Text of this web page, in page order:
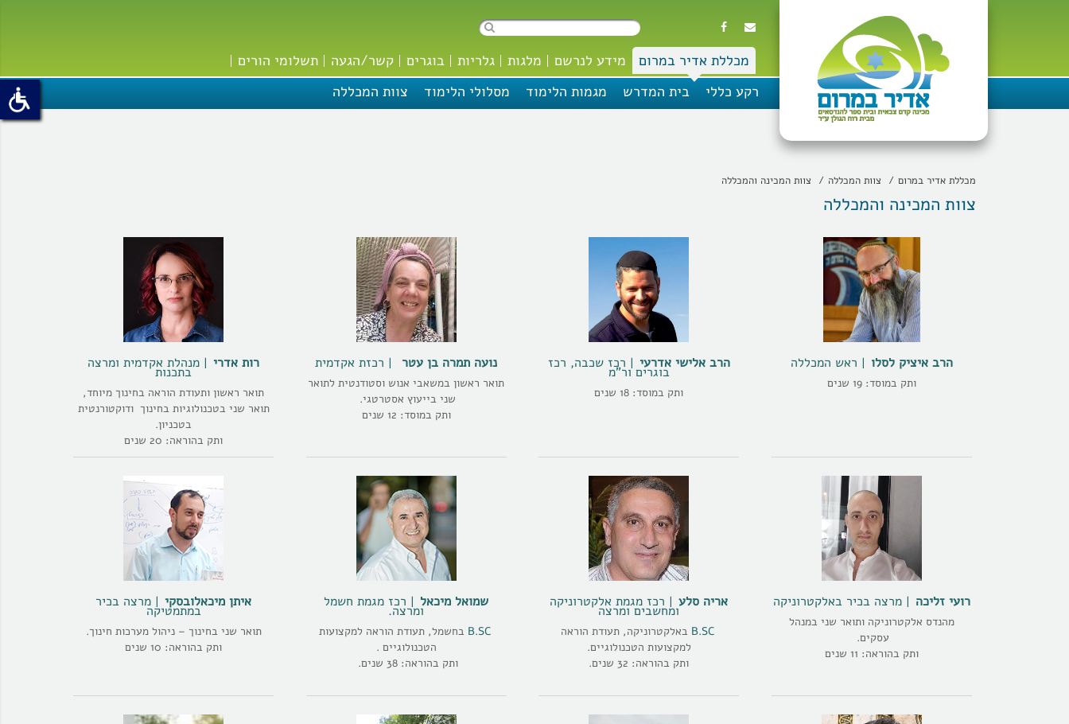
מכללת אדיר במרום
רקע כללי
בית המדרש מגמות הלימוד מסלולי הלימוד צוות המכללה
מידע לנרשם מלגות גלריות בוגרים קשר/הגעה תשלומי הורים
מכללת אדיר במרום צוות המכללה צוות המכינה והמכללה
צוות המכינה והמכללה
הרב איציק לסלו ראש המכללה
ותק במוסד: 19 שנים
הרב אלישי אדרעי רכז שכבה, רכז
בוגרים ור"מ
ותק במוסד: 18 שנים
נועה תמרה בן עטר רכזת אקדמית
תואר ראשון במשאבי אנוש וסטודנטית לתואר
שני בייעוץ אסטרטגי.
ותק במוסד: 12 שנים
רות אדרי מנהלת אקדמית ומרצה
בתכנות
תואר ראשון ותעודת הוראה בחינוך מיוחד,
תואר שני בטכנולוגיות בחינוך ודוקטורנטית
בטכניון.
ותק בהוראה: 20 שנים
רועי זליכה מרצה בכיר באלקטרוניקה
מהנדס אלקטרוניקה ותואר שני במנהל
עסקים.
ותק בהוראה: 11 שנים
אריה סלע רכז מגמת אלקטרוניקה
ומחשבים ומרצה
B.SC באלקטרוניקה, תעודת הוראה
למקצועות הטכנולוגיים.
ותק בהוראה: 32 שנים.
שמואל מיכאל רכז מגמת חשמל
ומרצה.
B.SC בחשמל, תעודת הוראה למקצועות
הטכנולוגיים .
ותק בהוראה: 38 שנים.
איתן מיכאלובסקי מרצה בכיר
במתמטיקה
תואר שני בחינוך – ניהול מערכות חינוך.
ותק בהוראה: 10 שנים